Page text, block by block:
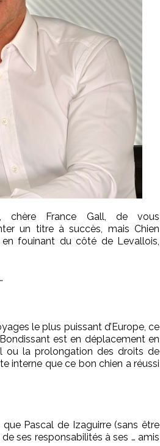
chère France Gall, de vous
un titre à succès, mais Chien
en fouinant du côté de Levallois,
le plus puissant d’Europe, ce
est en déplacement en
ou la prolongation des droits de
interne que ce bon chien a réussi
Pascal de Izaguirre (sans être
ses responsabilités à ses … amis